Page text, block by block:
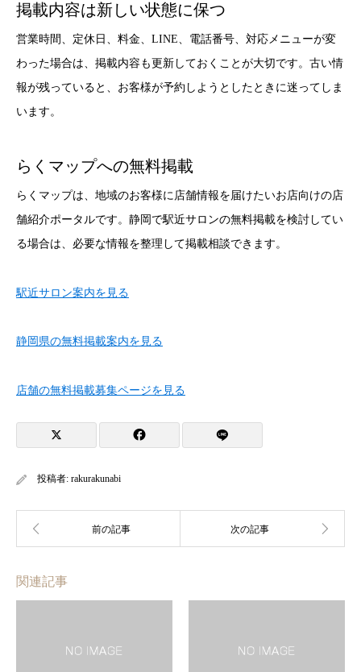
掲載内容は新しい状態に保つ
営業時間、定休日、料金、LINE、電話番号、対応メニューが変
わった場合は、掲載内容も更新しておくことが大切です。古い情
報が残っていると、お客様が予約しようとしたときに迷ってしま
います。
らくマップへの無料掲載
らくマップは、地域のお客様に店舗情報を届けたいお店向けの店
舗紹介ポータルです。静岡で駅近サロンの無料掲載を検討してい
る場合は、必要な情報を整理して掲載相談できます。
駅近サロン案内を見る
静岡県の無料掲載案内を見る
店舗の無料掲載募集ページを見る
投稿者: rakurakunabi
関連記事